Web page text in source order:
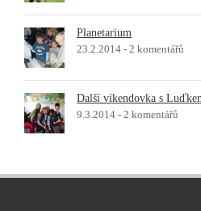
Planetarium
23.2.2014 - 2 komentářů
Další víkendovka s
9.3.2014 - 2 komentářů